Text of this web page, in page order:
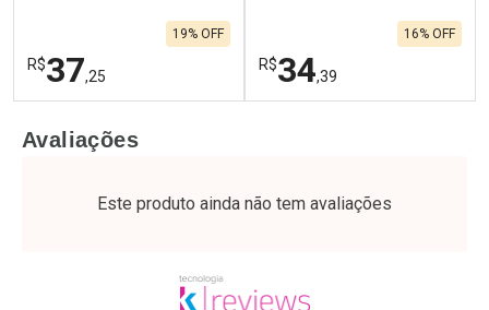
R$37,25
19% OFF
Laboratório
Por Menos
R$34,39
16% OFF
Laboratório
Por Menos
Avaliações
Este produto ainda não tem avaliações